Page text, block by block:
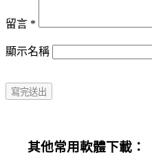
留言 *
顯示名稱
其他常用軟體下載：